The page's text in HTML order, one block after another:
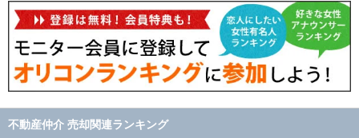
不動産仲介 売却関連ランキング